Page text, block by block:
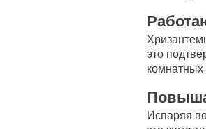
это
Испаряя